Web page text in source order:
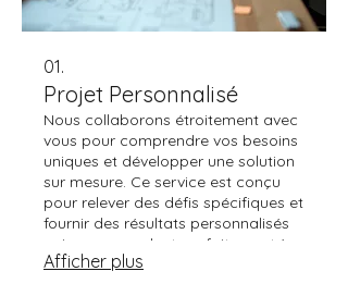
01.
Projet Personnalisé
Nous collaborons étroitement avec
vous pour comprendre vos besoins
uniques et développer une solution
sur mesure. Ce service est conçu
pour relever des défis spécifiques et
fournir des résultats personnalisés
qui correspondent parfaitement à
vos exigences.
Afficher plus